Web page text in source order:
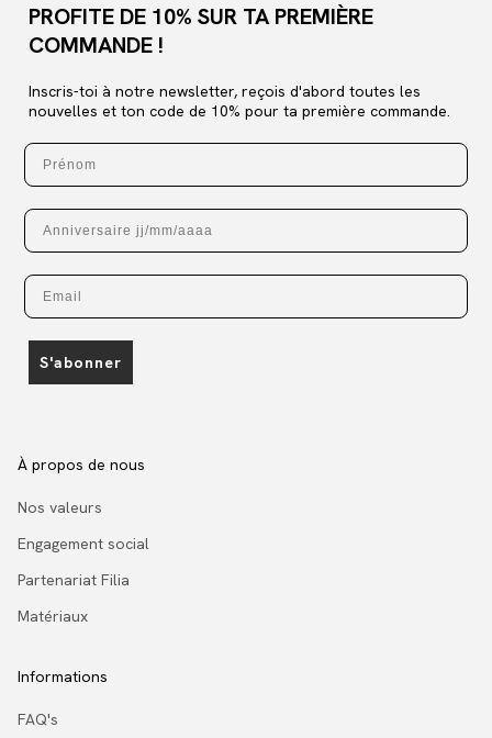
PROFITE DE 10% SUR TA PREMIÈRE
COMMANDE !
Inscris-toi à notre newsletter, reçois d'abord toutes les
nouvelles et ton code de 10% pour ta première commande.
Prénom
Anniversaire
Email
S'abonner
À propos de nous
Nos valeurs
Engagement social
Partenariat Filia
Matériaux
Informations
FAQ's